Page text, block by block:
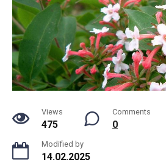
Views
475
Comments
0
Modified by
14.02.2025